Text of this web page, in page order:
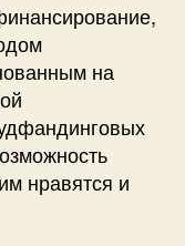
на
нравятся и